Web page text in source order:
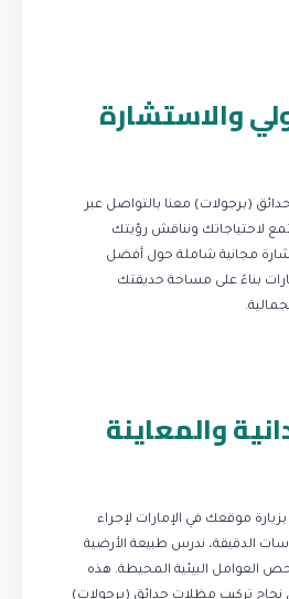
والاستشارة
(برجولات) معنا بالتواصل عبر
لاحتياجاتك ونناقش رؤيتك
مجانية شاملة حول أفضل
بناءً على مساحة حديقتك
والمعاينة
موقعك في الإمارات لإجراء
الدقيقة، ندرس طبيعة الأرضية
العوامل البيئية المحيطة. هذه